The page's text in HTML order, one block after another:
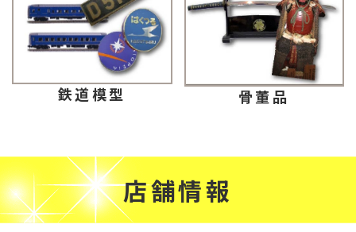
鉄道模型 骨董品
店舗情報